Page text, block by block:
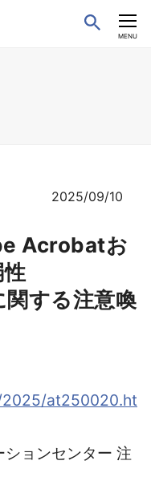
CLOSE
MENU
2025/09/10
Acrobatお
関する注意喚
at250020.ht
ションセンター 注